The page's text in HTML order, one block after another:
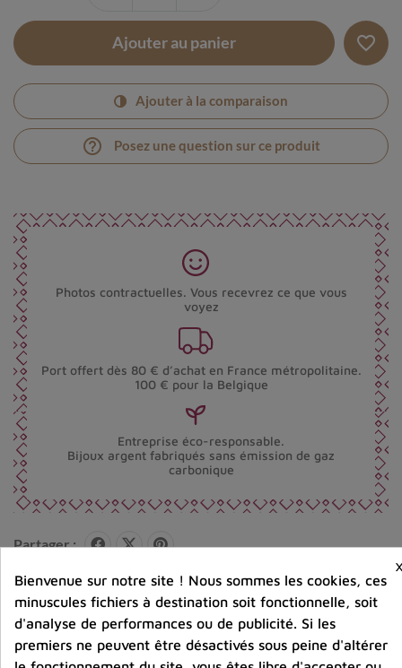
Ajouter au panier favorite_border
Ajouter à la comparaison
help_outline Posez une question sur ce produit
Photos contractuelles. Vous recevrez ce que vous
voyez
Port offert dès 80 € d’achat en France métropolitaine.
100 € pour la Belgique
Entreprise éco-responsable.
Bijoux argent fabriqués sans émission de gaz
carbonique
Partager :
Avis clients
Bienvenue sur notre site ! Nous sommes les cookies, ces
minuscules fichiers à destination soit fonctionnelle, soit
d'analyse de performances ou de publicité. Si les
premiers ne peuvent être désactivés sous peine d'altérer